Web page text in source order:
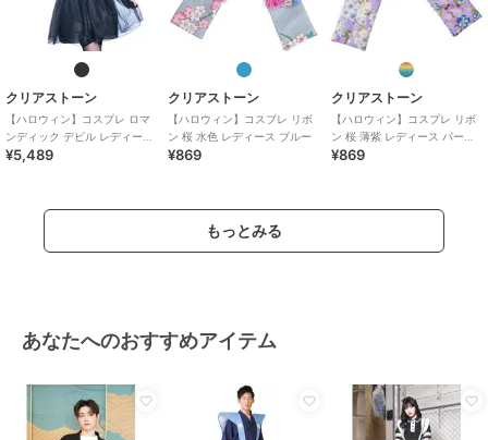
クリアストーン
【ハロウィン】コスプレ ロマ
ンディック デビル レディース
ブラック
¥5,489
クリアストーン
【ハロウィン】コスプレ リボ
ン 桜 水色 レディース ブルー
¥869
クリアストーン
【ハロウィン】コスプレ リボ
ン 桜 薄紫 レディース パープ
ル
¥869
もっとみる
あなたへのおすすめアイテム